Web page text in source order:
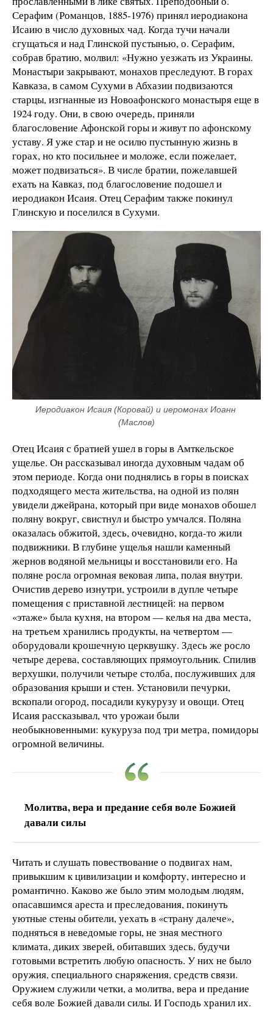
Серафим (Романцов, 1885-1976) принял иеродиакона
Исаию в число духовных чад. Когда тучи начали
сгущаться и над Глинской пустынью, о. Серафим,
собрав братию, молвил: «Нужно уезжать из Украины.
Монастыри закрывают, монахов преследуют. В горах
Кавказа, в самом Сухуми в Абхазии подвизаются
старцы, изгнанные из Новоафонского монастыря еще в
1924 году. Они, в свою очередь, приняли
благословение Афонской горы и живут по афонскому
уставу. Я уже стар и не осилю пустынную жизнь в
горах, но кто посильнее и моложе, если пожелает,
может подвизаться». В числе братии, пожелавшей
ехать на Кавказ, под благословение подошел и
иеродиакон Исаия. Отец Серафим также покинул
Глинскую и поселился в Сухуми.
Иеродиакон Исаия (Коровай) и иеромонах Иоанн
(Маслов)
Отец Исаия с братией ушел в горы в Амткельское
ущелье. Он рассказывал иногда духовным чадам об
этом периоде. Когда они поднялись в горы в поисках
подходящего места жительства, на одной из полян
увидели джейрана, который при виде монахов обошел
поляну вокруг, свистнул и быстро умчался. Поляна
оказалась обжитой, здесь, очевидно, когда-то жили
подвижники. В глубине ущелья нашли каменный
жернов водяной мельницы и восстановили его. На
поляне росла огромная вековая липа, полая внутри.
Очистив дерево изнутри, устроили в дупле четыре
помещения с приставной лестницей: на первом
«этаже» была кухня, на втором — келья на два места,
на третьем хранились продукты, на четвертом —
оборудовали крошечную церквушку. Здесь же росло
четыре дерева, составляющих прямоугольник. Спилив
верхушки, получили четыре столба, послуживших для
образования крыши и стен. Установили печурки,
вскопали огород, посадили кукурузу и овощи. Отец
Исаия рассказывал, что урожаи были
необыкновенными: кукуруза под три метра, помидоры
огромной величины.
Молитва, вера и предание себя воле Божией
давали силы
Читать и слушать повествование о подвигах нам,
привыкшим к цивилизации и комфорту, интересно и
романтично. Каково же было этим молодым людям,
опасавшимся ареста и преследования, покинуть
уютные стены обители, уехать в «страну далече»,
подняться в неведомые горы, не зная местного
климата, диких зверей, обитавших здесь, будучи
готовыми встретить любую опасность. У них не было
оружия, специального снаряжения, средств связи.
Оружием служили четки, а молитва, вера и предание
себя воле Божией давали силы. И Господь хранил их.